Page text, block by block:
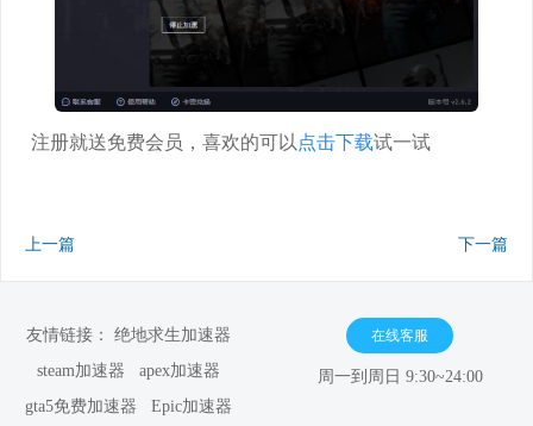
注册就送免费会员，喜欢的可以 点击下载试一试
上一篇 下一篇
友情链接： 绝地求生加速器
steam加速器
apex加速器
gta5免费加速器
Epic加速器
在线客服
周一到周日 9:30~24:00